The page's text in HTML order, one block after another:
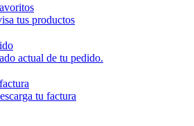
tus productos
actual de tu pedido.
tu factura